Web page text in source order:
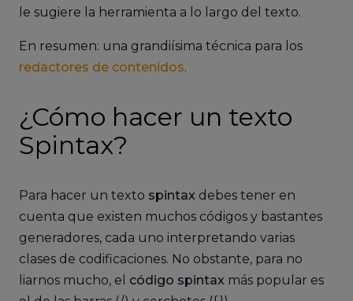
le sugiere la herramienta a lo largo del texto.
En resumen: una grandiísima técnica para los
redactores de contenidos.
¿Cómo hacer un texto
Spintax?
Para hacer un texto spintax debes tener en
cuenta que existen muchos códigos y bastantes
generadores, cada uno interpretando varias
clases de codificaciones. No obstante, para no
liarnos mucho, el código spintax más popular es